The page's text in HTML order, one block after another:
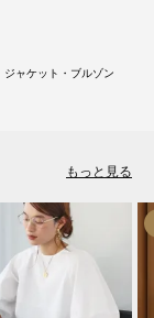
ジャケット・ブルゾン
もっと見る